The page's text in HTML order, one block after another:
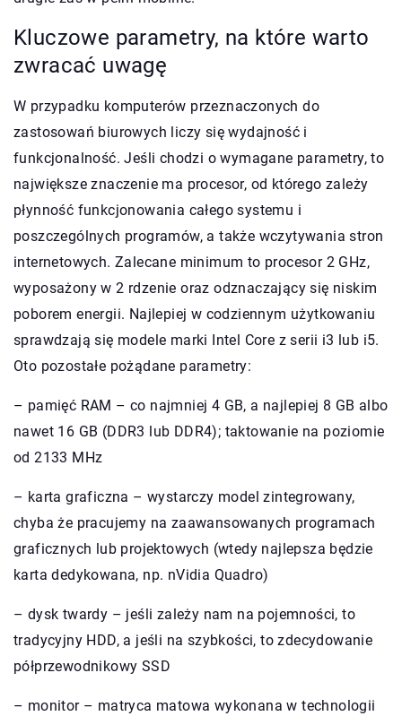
Kluczowe parametry, na które warto
zwracać uwagę
W przypadku komputerów przeznaczonych do
zastosowań biurowych liczy się wydajność i
funkcjonalność. Jeśli chodzi o wymagane parametry, to
największe znaczenie ma procesor, od którego zależy
płynność funkcjonowania całego systemu i
poszczególnych programów, a także wczytywania stron
internetowych. Zalecane minimum to procesor 2 GHz,
wyposażony w 2 rdzenie oraz odznaczający się niskim
poborem energii. Najlepiej w codziennym użytkowaniu
sprawdzają się modele marki Intel Core z serii i3 lub i5.
Oto pozostałe pożądane parametry:
– pamięć RAM – co najmniej 4 GB, a najlepiej 8 GB albo
nawet 16 GB (DDR3 lub DDR4); taktowanie na poziomie
od 2133 MHz
– karta graficzna – wystarczy model zintegrowany,
chyba że pracujemy na zaawansowanych programach
graficznych lub projektowych (wtedy najlepsza będzie
karta dedykowana, np. nVidia Quadro)
– dysk twardy – jeśli zależy nam na pojemności, to
tradycyjny HDD, a jeśli na szybkości, to zdecydowanie
półprzewodnikowy SSD
– monitor – matryca matowa wykonana w technologii